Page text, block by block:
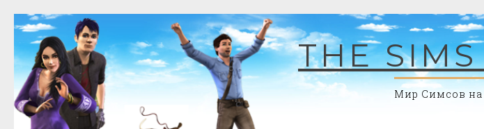
Skip
to
content
THE
Мир Симсов